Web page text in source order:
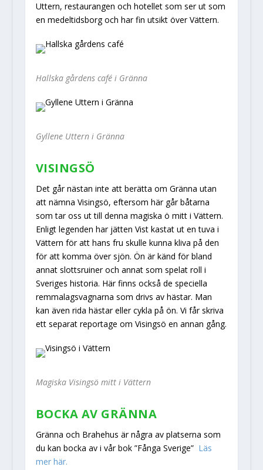
Uttern, restaurangen och hotellet som ser ut som
en medeltidsborg och har fin utsikt över Vättern.
Hallska gårdens café i Gränna
Gyllene Uttern i Gränna
VISINGSÖ
Det går nästan inte att berätta om Gränna utan
att nämna Visingsö, eftersom här går båtarna
som tar oss ut till denna magiska ö mitt i Vättern.
Enligt legenden har jätten Vist kastat ut en tuva i
Vättern för att hans fru skulle kunna kliva på den
för att komma över sjön. Ön är känd för bland
annat slottsruiner och annat som spelat roll i
Sveriges historia. Här finns också de speciella
remmalagsvagnarna som drivs av hästar. Man
kan även rida hästar eller cykla på ön. Vi får skriva
ett separat reportage om Visingsö en annan gång.
Magiska Visingsö mitt i Vättern
BOCKA AV GRÄNNA
Gränna och Brahehus är några av platserna som
du kan bocka av i vår bok ”Fånga Sverige” Läs
mer här.